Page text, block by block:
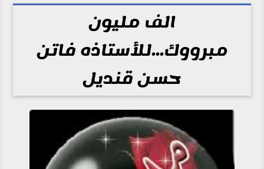
2025-01-01 18:48:59
الف مليون
مبرووك...للأستاذه فاتن
حسن قنديل